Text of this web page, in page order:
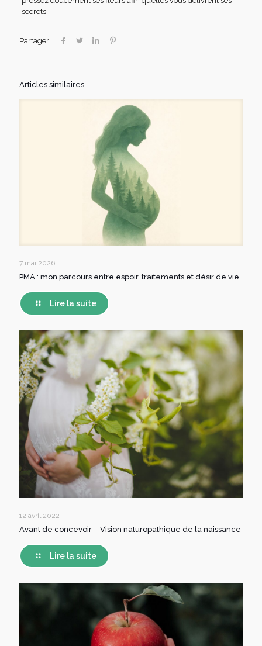
secrets.
Partager
Articles similaires
7 mai 2026
PMA : mon parcours entre espoir, traitements et désir de vie
Lire la suite
12 avril 2022
Avant de concevoir – Vision naturopathique de la naissance
Lire la suite